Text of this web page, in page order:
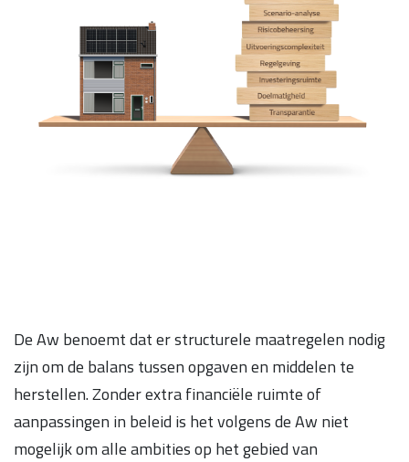
De Aw benoemt dat er structurele maatregelen nodig
zijn om de balans tussen opgaven en middelen te
herstellen. Zonder extra financiële ruimte of
aanpassingen in beleid is het volgens de Aw niet
mogelijk om alle ambities op het gebied van